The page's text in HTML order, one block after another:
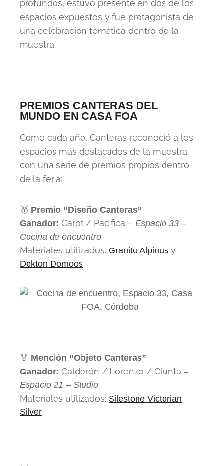
profundos, estuvo presente en dos de los
espacios expuestos y fue protagonista de
una celebración temática dentro de la
muestra.
PREMIOS CANTERAS DEL
MUNDO EN CASA FOA
Como cada año, Canteras reconoció a los
espacios más destacados de la muestra
con una serie de premios propios dentro
de la feria:
🥇 Premio “Diseño Canteras”
Ganador: Carot / Pacífica – Espacio 33 –
Cocina de encuentro
Materiales utilizados: Granito Alpinus y
Dekton Domoos
🏅 Mención “Objeto Canteras”
Ganador: Calderón / Lorenzo / Giunta –
Espacio 21 – Studio
Materiales utilizados: Silestone Victorian
Silver